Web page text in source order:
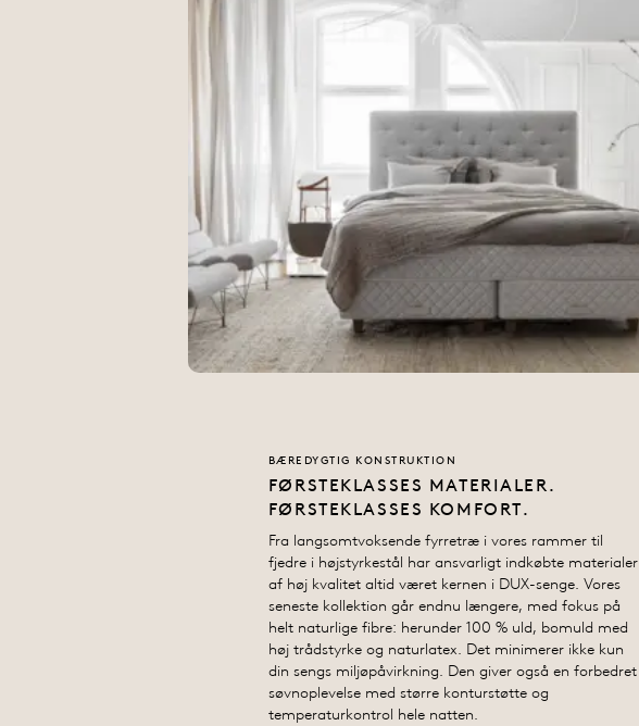
BÆREDYGTIG KONSTRUKTION
FØRSTEKLASSES MATERIALER.
FØRSTEKLASSES KOMFORT.
Fra langsomtvoksende fyrretræ i vores rammer til
fjedre i højstyrkestål har ansvarligt indkøbte materialer
af høj kvalitet altid været kernen i DUX-senge. Vores
seneste kollektion går endnu længere, med fokus på
helt naturlige fibre: herunder 100 % uld, bomuld med
høj trådstyrke og naturlatex. Det minimerer ikke kun
din sengs miljøpåvirkning. Den giver også en forbedret
søvnoplevelse med større konturstøtte og
temperaturkontrol hele natten.